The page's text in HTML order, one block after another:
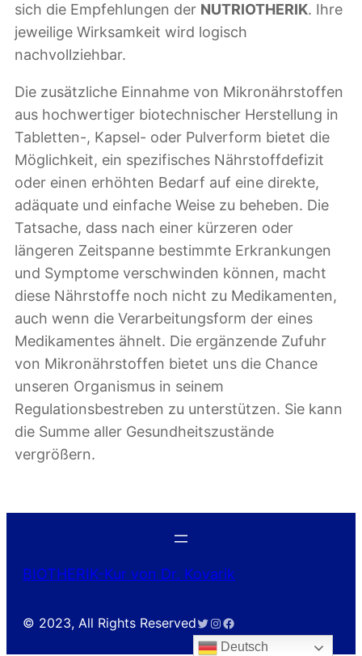
sich die Empfehlungen der NUTRIOTHERIK. Ihre
jeweilige Wirksamkeit wird logisch
nachvollziehbar.
Die zusätzliche Einnahme von Mikronährstoffen
aus hochwertiger biotechnischer Herstellung in
Tabletten-, Kapsel- oder Pulverform bietet die
Möglichkeit, ein spezifisches Nährstoffdefizit
oder einen erhöhten Bedarf auf eine direkte,
adäquate und einfache Weise zu beheben. Die
Tatsache, dass nach einer kürzeren oder
längeren Zeitspanne bestimmte Erkrankungen
und Symptome verschwinden können, macht
diese Nährstoffe noch nicht zu Medikamenten,
auch wenn die Verarbeitungsform der eines
Medikamentes ähnelt. Die ergänzende Zufuhr
von Mikronährstoffen bietet uns die Chance
unseren Organismus in seinem
Regulationsbestreben zu unterstützen. Sie kann
die Summe aller Gesundheitszustände
vergrößern.
BIOTHERIK-Kur von Dr. Kovarik
© 2023, All Rights ReservedTwitter
Instagram
Facebook
Deutsch